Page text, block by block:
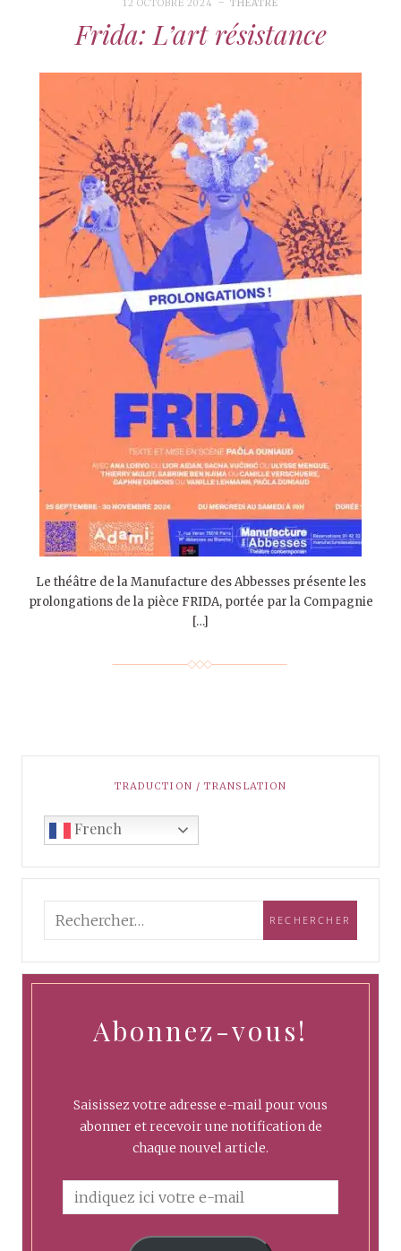
12 OCTOBRE 2024 THÉÂTRE
Frida: L’art résistance
Le théâtre de la Manufacture des Abbesses présente les
prolongations de la pièce FRIDA, portée par la Compagnie
[…]
TRADUCTION / TRANSLATION
French
Abonnez-vous!
Saisissez votre adresse e-mail pour vous
abonner et recevoir une notification de
chaque nouvel article.